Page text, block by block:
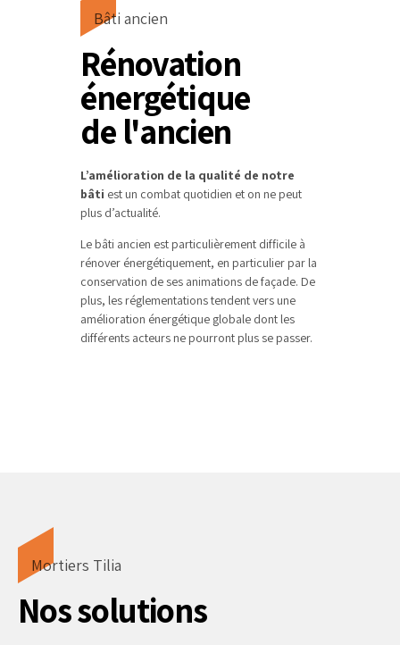
Bâti ancien
Rénovation
énergétique
de l'ancien
L’amélioration de la qualité de notre
bâti est un combat quotidien et on ne peut
plus d’actualité.
Le bâti ancien est particulièrement difficile à
rénover énergétiquement, en particulier par la
conservation de ses animations de façade. De
plus, les réglementations tendent vers une
amélioration énergétique globale dont les
différents acteurs ne pourront plus se passer.
Mortiers Tilia
Nos solutions